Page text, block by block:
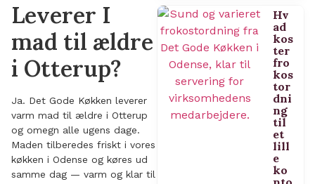
Leverer I
mad til ældre
i Otterup?
Ja. Det Gode Køkken leverer
varm mad til ældre i Otterup
og omegn alle ugens dage.
Maden tilberedes friskt i vores
køkken i Odense og køres ud
samme dag — varm og klar til
Hv
ad
kos
ter
fro
kos
tor
dni
ng
til
et
lill
e
ko